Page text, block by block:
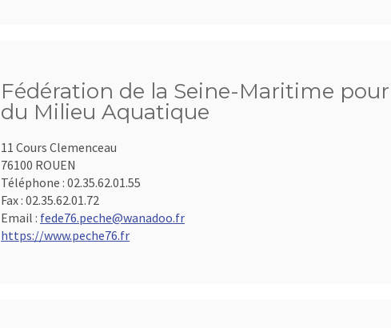
Fédération de la Seine-Maritime
du Milieu Aquatique
11 Cours Clemenceau
76100 ROUEN
Téléphone : 02.35.62.01.55
Fax : 02.35.62.01.72
Email : fede76.peche@wanadoo.fr
https://www.peche76.fr